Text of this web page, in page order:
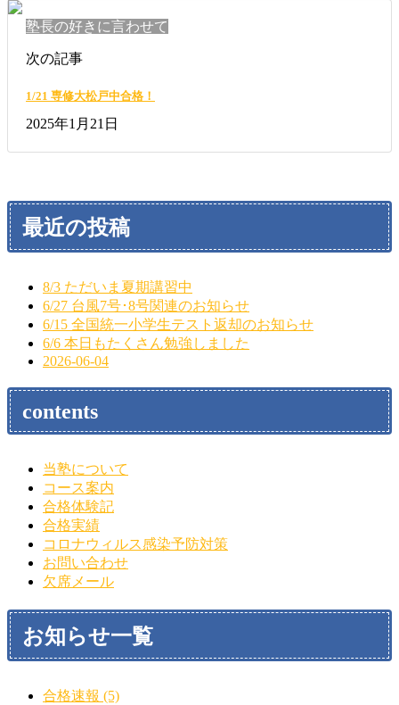
塾長の好きに言わせて
次の記事
1/21 専修大松戸中合格！
2025年1月21日
最近の投稿
8/3 ただいま夏期講習中
6/27 台風7号･8号関連のお知らせ
6/15 全国統一小学生テスト返却のお知らせ
6/6 本日もたくさん勉強しました
2026-06-04
contents
当塾について
コース案内
合格体験記
合格実績
コロナウィルス感染予防対策
お問い合わせ
欠席メール
お知らせ一覧
合格速報 (5)